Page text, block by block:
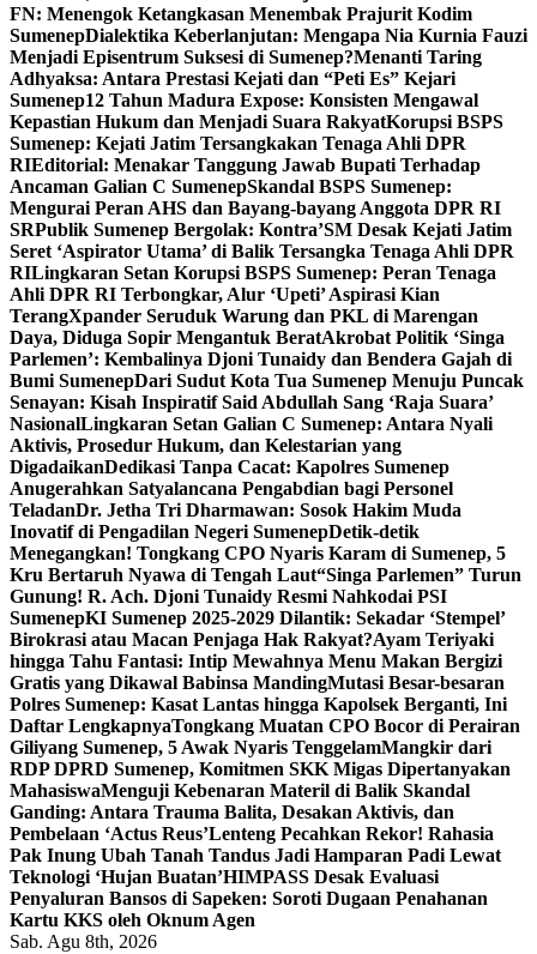
FN: Menengok Ketangkasan Menembak Prajurit Kodim
SumenepDialektika Keberlanjutan: Mengapa Nia Kurnia Fauzi
Menjadi Episentrum Suksesi di Sumenep?Menanti Taring
Adhyaksa: Antara Prestasi Kejati dan “Peti Es” Kejari
Sumenep12 Tahun Madura Expose: Konsisten Mengawal
Kepastian Hukum dan Menjadi Suara RakyatKorupsi BSPS
Sumenep: Kejati Jatim Tersangkakan Tenaga Ahli DPR
RIEditorial: Menakar Tanggung Jawab Bupati Terhadap
Ancaman Galian C SumenepSkandal BSPS Sumenep:
Mengurai Peran AHS dan Bayang-bayang Anggota DPR RI
SRPublik Sumenep Bergolak: Kontra’SM Desak Kejati Jatim
Seret ‘Aspirator Utama’ di Balik Tersangka Tenaga Ahli DPR
RILingkaran Setan Korupsi BSPS Sumenep: Peran Tenaga
Ahli DPR RI Terbongkar, Alur ‘Upeti’ Aspirasi Kian
TerangXpander Seruduk Warung dan PKL di Marengan
Daya, Diduga Sopir Mengantuk BeratAkrobat Politik ‘Singa
Parlemen’: Kembalinya Djoni Tunaidy dan Bendera Gajah di
Bumi SumenepDari Sudut Kota Tua Sumenep Menuju Puncak
Senayan: Kisah Inspiratif Said Abdullah Sang ‘Raja Suara’
NasionalLingkaran Setan Galian C Sumenep: Antara Nyali
Aktivis, Prosedur Hukum, dan Kelestarian yang
DigadaikanDedikasi Tanpa Cacat: Kapolres Sumenep
Anugerahkan Satyalancana Pengabdian bagi Personel
TeladanDr. Jetha Tri Dharmawan: Sosok Hakim Muda
Inovatif di Pengadilan Negeri SumenepDetik-detik
Menegangkan! Tongkang CPO Nyaris Karam di Sumenep, 5
Kru Bertaruh Nyawa di Tengah Laut“Singa Parlemen” Turun
Gunung! R. Ach. Djoni Tunaidy Resmi Nahkodai PSI
SumenepKI Sumenep 2025-2029 Dilantik: Sekadar ‘Stempel’
Birokrasi atau Macan Penjaga Hak Rakyat?Ayam Teriyaki
hingga Tahu Fantasi: Intip Mewahnya Menu Makan Bergizi
Gratis yang Dikawal Babinsa MandingMutasi Besar-besaran
Polres Sumenep: Kasat Lantas hingga Kapolsek Berganti, Ini
Daftar LengkapnyaTongkang Muatan CPO Bocor di Perairan
Giliyang Sumenep, 5 Awak Nyaris TenggelamMangkir dari
RDP DPRD Sumenep, Komitmen SKK Migas Dipertanyakan
MahasiswaMenguji Kebenaran Materil di Balik Skandal
Ganding: Antara Trauma Balita, Desakan Aktivis, dan
Pembelaan ‘Actus Reus’Lenteng Pecahkan Rekor! Rahasia
Pak Inung Ubah Tanah Tandus Jadi Hamparan Padi Lewat
Teknologi ‘Hujan Buatan’HIMPASS Desak Evaluasi
Penyaluran Bansos di Sapeken: Soroti Dugaan Penahanan
Kartu KKS oleh Oknum Agen
Sab. Agu 8th, 2026